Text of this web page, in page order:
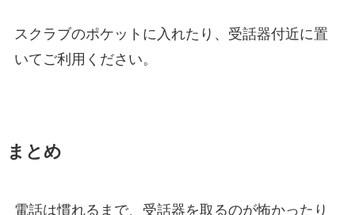
スクラブのポケットに入れたり、受話器付近に置
いてご利用ください。
まとめ
電話は慣れるまで、受話器を取るのが怖かったり